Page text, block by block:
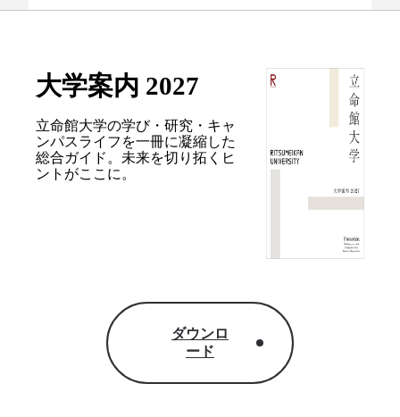
大学案内 2027
立命館大学の学び・研究・キャ
ンパスライフを一冊に凝縮した
総合ガイド。 未来を切り拓くヒ
ントがここに。
ダウンロ
ード